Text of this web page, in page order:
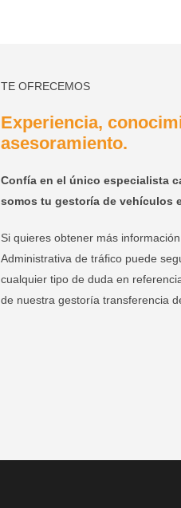
TE OFRECEMOS
Experiencia,
asesoramiento.
Confía en el único especialista
somos tu gestoría de vehículos
Si quieres obtener más
Administrativa de tráfico puede
cualquier tipo de duda en
de nuestra gestoría transferencia